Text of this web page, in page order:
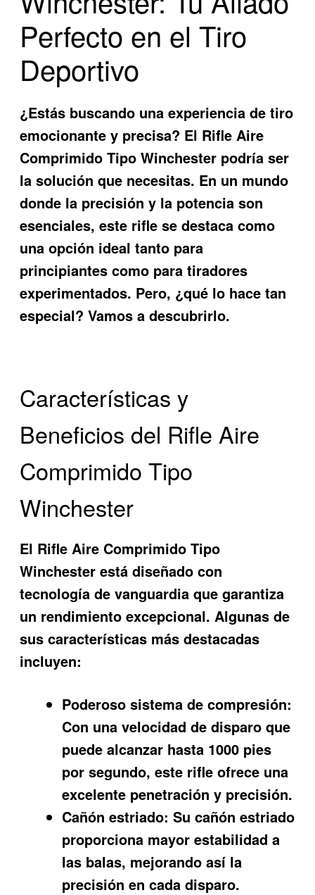
Perfecto en el Tiro
Deportivo
¿Estás buscando una experiencia de tiro
emocionante y precisa? El Rifle Aire
Comprimido Tipo Winchester podría ser
la solución que necesitas. En un mundo
donde la precisión y la potencia son
esenciales, este rifle se destaca como
una opción ideal tanto para
principiantes como para tiradores
experimentados. Pero, ¿qué lo hace tan
especial? Vamos a descubrirlo.
Características y
Beneficios del Rifle Aire
Comprimido Tipo
Winchester
El Rifle Aire Comprimido Tipo
Winchester está diseñado con
tecnología de vanguardia que garantiza
un rendimiento excepcional. Algunas de
sus características más destacadas
incluyen:
Poderoso sistema de compresión:
Con una velocidad de disparo que
puede alcanzar hasta 1000 pies
por segundo, este rifle ofrece una
excelente penetración y precisión.
Cañón estriado: Su cañón estriado
proporciona mayor estabilidad a
las balas, mejorando así la
precisión en cada disparo.